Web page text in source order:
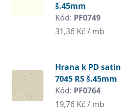
š.45mm
Kód: PF0749
31,36 Kč / mb
Hrana k PD satin
7045 RS š.45mm
Kód: PF0764
19,76 Kč / mb